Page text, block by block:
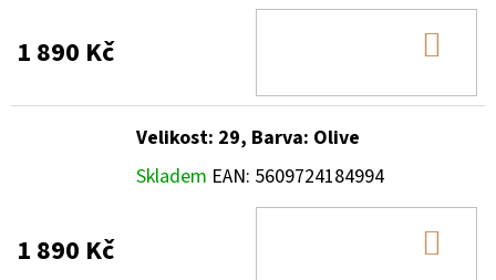
1 890 Kč
Velikost: 29, Barva: Olive
Skladem EAN: 5609724184994
1 890 Kč